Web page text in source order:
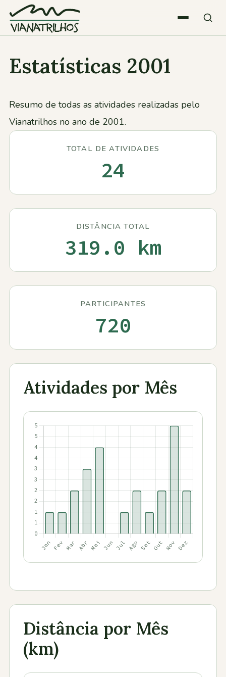
Quem somos
Estatísticas
Diversos
Estatísticas 2001
Resumo de todas as atividades realizadas pelo
Vianatrilhos no ano de 2001.
TOTAL DE ATIVIDADES
24
DISTÂNCIA TOTAL
319.0 km
PARTICIPANTES
720
Atividades por Mês
Distância por Mês
(km)